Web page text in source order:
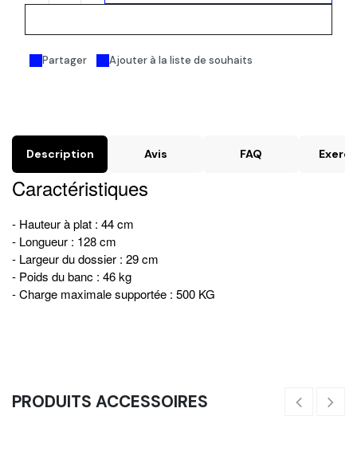
Partager Ajouter à la liste de souhaits
Description Avis FAQ
Caractéristiques
- Hauteur à plat : 44 cm
- Longueur : 128 cm
- Largeur du dossier : 29 cm
- Poids du banc : 46 kg
- Charge maximale supportée : 500 KG
PRODUITS ACCESSOIRES